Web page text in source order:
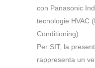
con Panasonic
tecnologie HVAC
Conditioning).
Per SIT, la
rappresenta un